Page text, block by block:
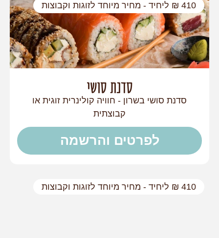
410 ₪ ליחיד - מחיר מיוחד לזוגות וקבוצות
סדנת סושי
סדנת סושי בשרון - חוויה קולינרית זוגית או
קבוצתית
לפרטים והרשמה
410 ₪ ליחיד - מחיר מיוחד לזוגות וקבוצות